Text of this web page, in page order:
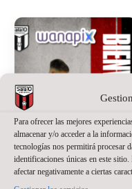
Para ofrecer las mejores
almacenar y/o acceder a la
tecnologías nos permitirá procesar
identificaciones únicas en este
afectar negativamente a ciertas